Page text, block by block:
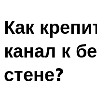
Как
канал к
стене?